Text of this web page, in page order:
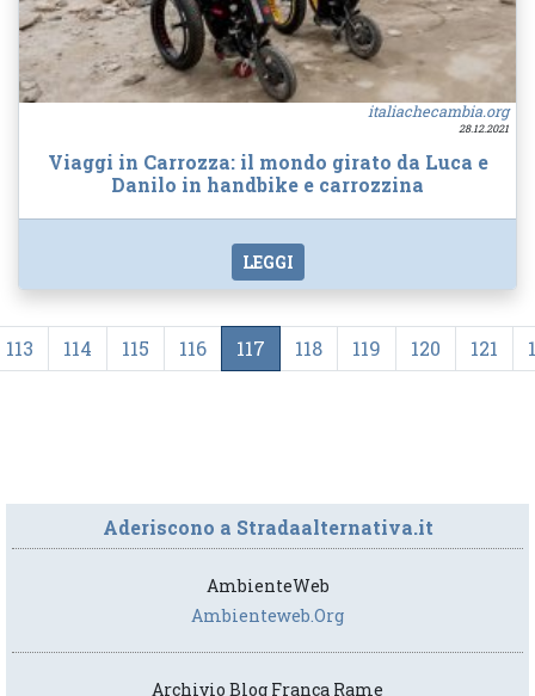
italiachecambia.org
28.12.2021
Viaggi in Carrozza: il mondo girato da Luca e
Danilo in handbike e carrozzina
LEGGI
113 114 115 116 117 118 119 120 121
Aderiscono a Stradaalternativa.it
AmbienteWeb
Ambienteweb.org
Archivio Blog Franca Rame